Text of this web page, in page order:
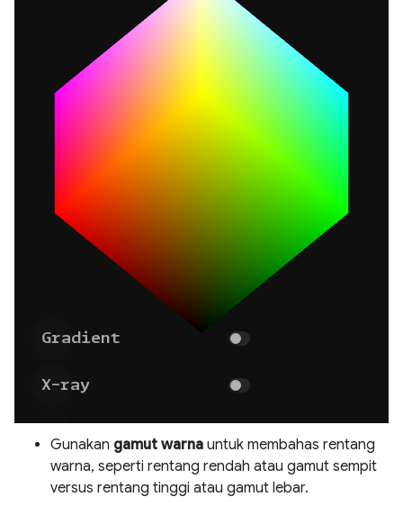
Gunakan gamut warna untuk membahas rentang
warna, seperti rentang rendah atau gamut sempit
versus rentang tinggi atau gamut lebar.